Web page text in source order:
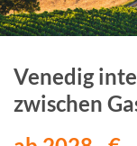
Venedig
zwischen